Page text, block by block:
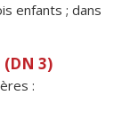
enfants ; dans
(DN 3)
: